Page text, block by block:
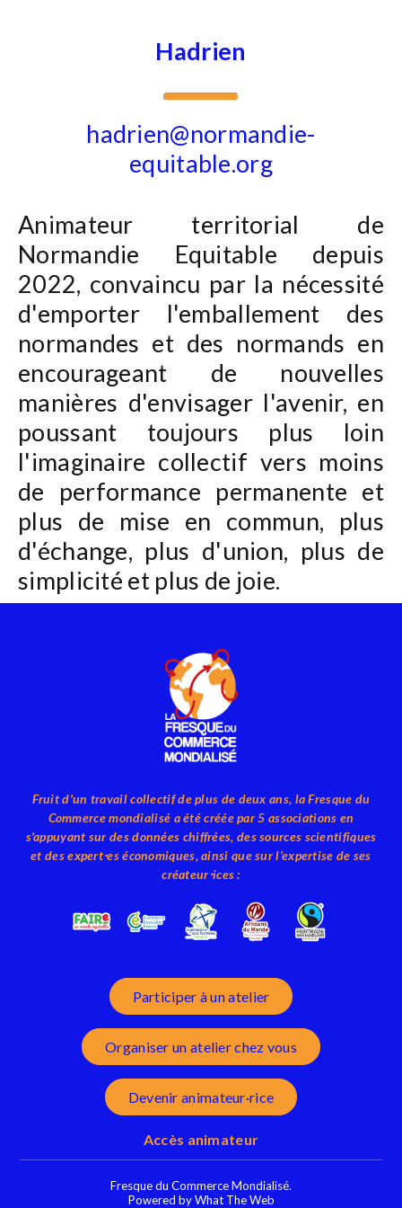
Hadrien
hadrien@normandie-
equitable.org
Animateur territorial de
Normandie Equitable depuis
2022, convaincu par la nécessité
d'emporter l'emballement des
normandes et des normands en
encourageant de nouvelles
manières d'envisager l'avenir, en
poussant toujours plus loin
l'imaginaire collectif vers moins
de performance permanente et
plus de mise en commun, plus
d'échange, plus d'union, plus de
simplicité et plus de joie.
Fruit d'un travail collectif de plus de deux ans, la Fresque du
Commerce mondialisé a été créée par 5 associations en
s'appuyant sur des données chiffrées, des sources scientifiques
et des expert⸱es économiques, ainsi que sur l’expertise de ses
créateur⸱ices :
Participer à un atelier
Organiser un atelier chez vous
Devenir animateur·rice
Accès animateur
Fresque du Commerce Mondialisé.
Powered by What The Web